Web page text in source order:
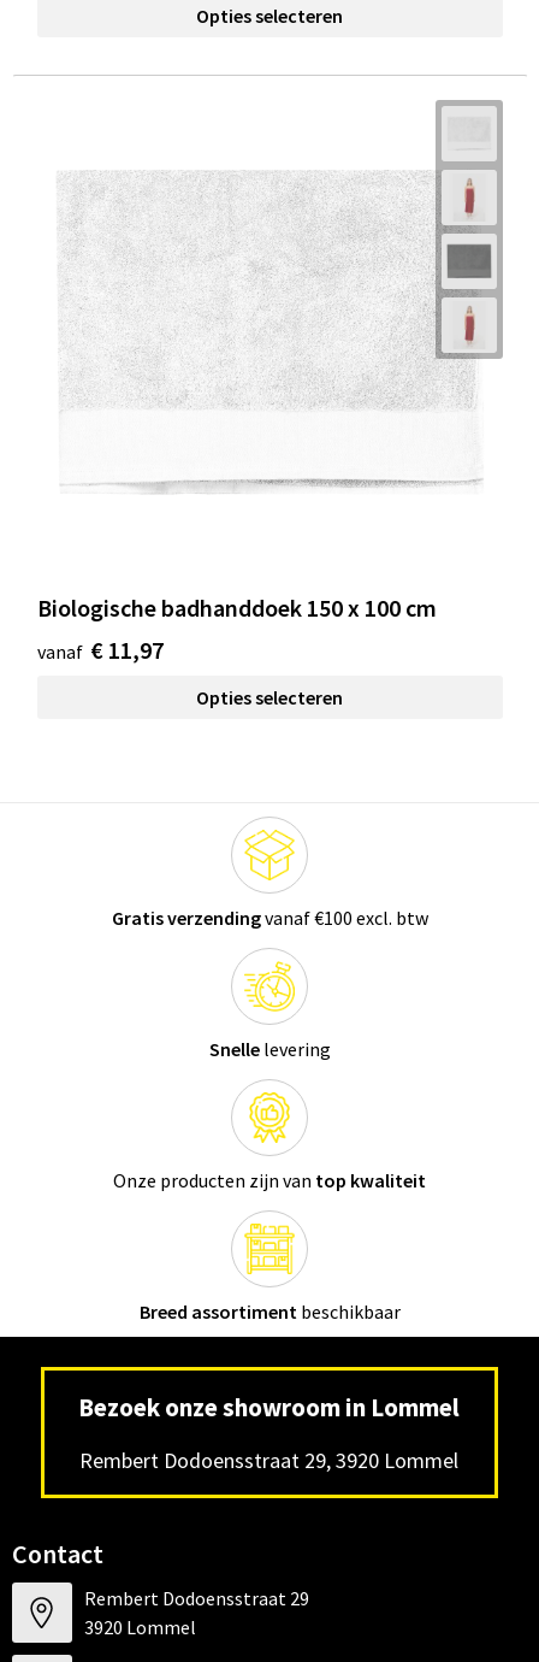
Opties selecteren
Biologische badhanddoek 150 x 100 cm
vanaf € 11,97
Opties selecteren
Gratis verzendingvanaf €100 excl. btw
Snellelevering
Onze producten zijn van top kwaliteit
Breed assortiment beschikbaar
Bezoek onze showroom in Lommel
Rembert Dodoensstraat 29, 3920 Lommel
Contact
Rembert Dodoensstraat 29
3920 Lommel